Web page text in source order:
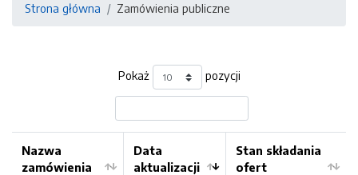
Strona główna Zamówienia publiczne
Pokaż pozycji
Nazwa
zamówienia
Data
aktualizacji
Stan składania
ofert